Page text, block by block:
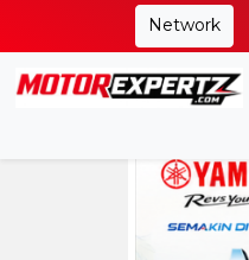
Network